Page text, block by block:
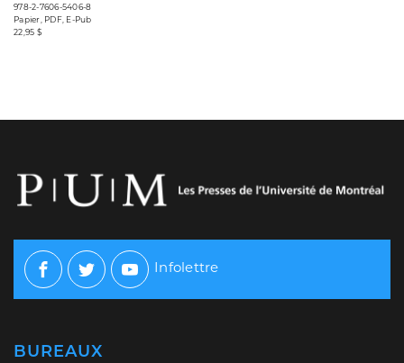
978-2-7606-5406-8
Papier, PDF, E-Pub
22,95 $
Facebook
TwitterYoutube
Infolettre
BUREAUX